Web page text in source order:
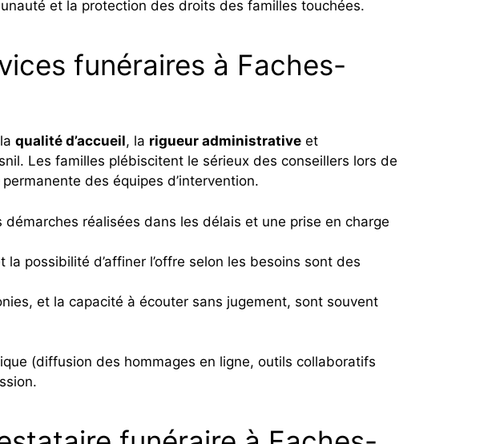
et la protection des droits des familles touchées.
funéraires à Faches-
qualité d’accueil, la rigueur administrative et
Les familles plébiscitent le sérieux des conseillers lors de
des équipes d’intervention.
réalisées dans les délais et une prise en charge
possibilité d’affiner l’offre selon les besoins sont des
et la capacité à écouter sans jugement, sont souvent
(diffusion des hommages en ligne, outils collaboratifs